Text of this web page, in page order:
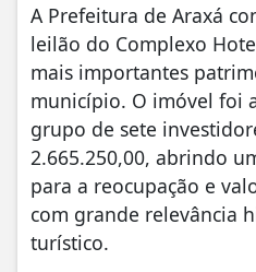
A Prefeitura de Araxá
leilão do Complexo
mais importantes
município. O imóvel foi
grupo de sete
2.665.250,00, abrindo
para a reocupação e
com grande relevância
turístico.